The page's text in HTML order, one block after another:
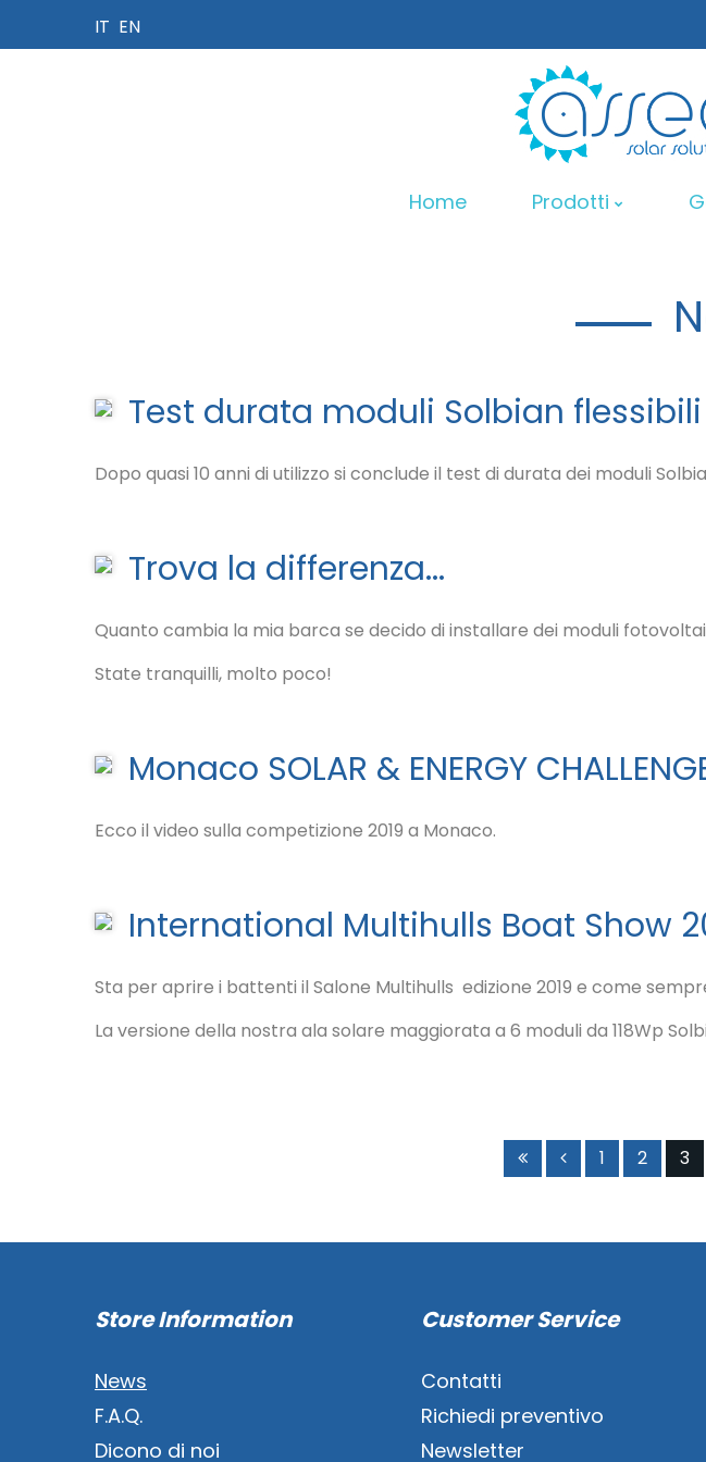
IT EN
Home Prodotti
Sun Bar Rollbar
Test durata moduli Solbian flessibili
Dopo quasi 10 anni di utilizzo si conclude il test di durata dei moduli
Trova la differenza...
Quanto cambia la mia barca se decido di installare dei moduli
State tranquilli, molto poco!
Monaco SOLAR & ENERGY
Ecco il video sulla competizione 2019 a Monaco.
International Multihulls Boat Show
Sta per aprire i battenti il Salone Multihulls edizione 2019 e come
La versione della nostra ala solare maggiorata a 6 moduli da 118Wp
1 2 3
Store Information
News
F.A.Q.
Dicono di noi
Customer Service
Contatti
Richiedi preventivo
Newsletter